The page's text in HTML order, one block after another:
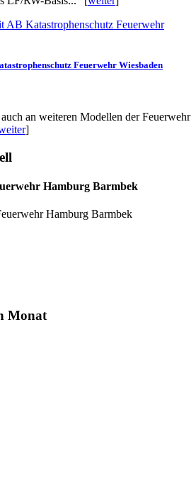
Feuerwehr Wiesbaden
an weiteren Modellen der Feuerwehr
]
Hamburg Barmbek
Monat